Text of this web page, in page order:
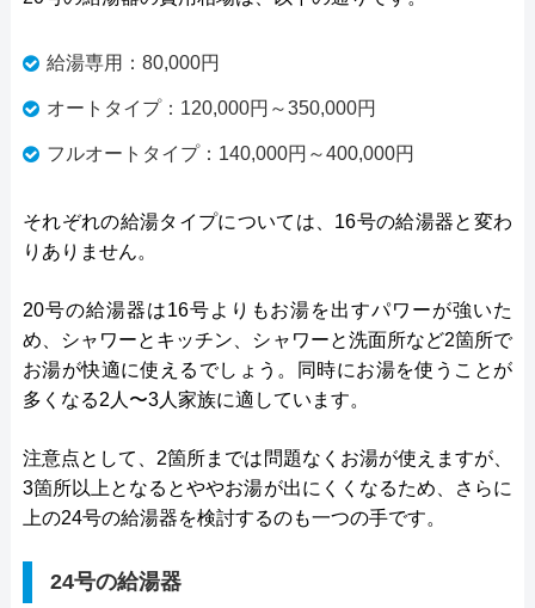
給湯専用：80,000円
オートタイプ：120,000円～350,000円
フルオートタイプ：140,000円～400,000円
それぞれの給湯タイプについては、16号の給湯器と変わ
りありません。
20号の給湯器は16号よりもお湯を出すパワーが強いた
め、シャワーとキッチン、シャワーと洗面所など2箇所で
お湯が快適に使えるでしょう。同時にお湯を使うことが
多くなる2人〜3人家族に適しています。
注意点として、2箇所までは問題なくお湯が使えますが、
3箇所以上となるとややお湯が出にくくなるため、さらに
上の24号の給湯器を検討するのも一つの手です。
24号の給湯器